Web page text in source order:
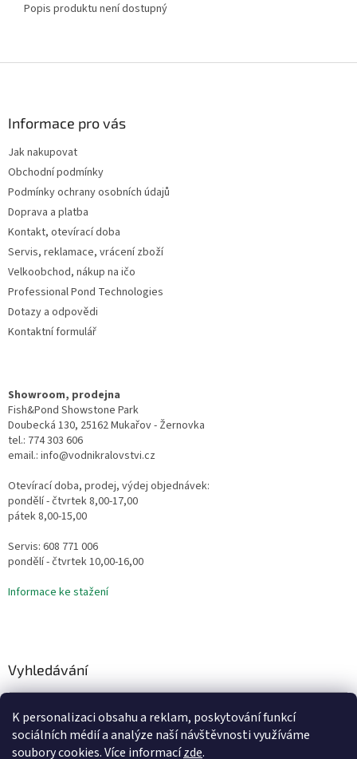
K personalizaci obsahu a reklam, poskytování funkcí
sociálních médií a analýze naší návštěvnosti využíváme
soubory cookies. Více informacízde.
Popis produktu není dostupný
Informace pro vás
Jak nakupovat
Obchodní podmínky
Podmínky ochrany osobních údajů
Doprava a platba
Kontakt, otevírací doba
Servis, reklamace, vrácení zboží
Velkoobchod, nákup na ičo
Professional Pond Technologies
Dotazy a odpovědi
Kontaktní formulář
Showroom, prodejna
Fish&Pond Showstone Park
Doubecká 130, 25162 Mukařov - Žernovka
tel.: 774 303 606
email.: info@vodnikralovstvi.cz
Otevírací doba, prodej, výdej objednávek:
pondělí - čtvrtek 8,00-17,00
pátek 8,00-15,00
Servis: 608 771 006
pondělí - čtvrtek 10,00-16,00
Informace ke stažení
Vyhledávání
HLEDAT